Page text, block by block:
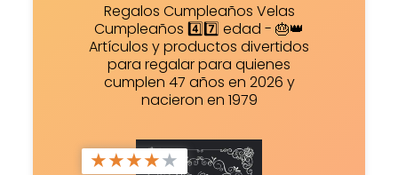
Regalos Cumpleaños Velas
Cumpleaños 4️⃣7️⃣ edad - 🎂👑
Artículos y productos divertidos
para regalar para quienes
cumplen 47 años en 2026 y
nacieron en 1979
★★★★★